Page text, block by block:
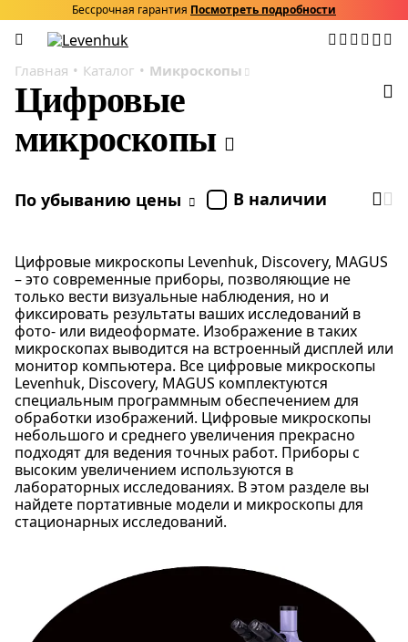
Бессрочная гарантия Посмотреть подробности
Главная Каталог Микроскопы
Цифровые
микроскопы
По убыванию цены В наличии
Цифровые микроскопы Levenhuk, Discovery, MAGUS
– это современные приборы, позволяющие не
только вести визуальные наблюдения, но и
фиксировать результаты ваших исследований в
фото- или видеоформате. Изображение в таких
микроскопах выводится на встроенный дисплей или
монитор компьютера. Все цифровые микроскопы
Levenhuk, Discovery, MAGUS комплектуются
специальным программным обеспечением для
обработки изображений. Цифровые микроскопы
небольшого и среднего увеличения прекрасно
подходят для ведения точных работ. Приборы с
высоким увеличением используются в
лабораторных исследованиях. В этом разделе вы
найдете портативные модели и микроскопы для
стационарных исследований.